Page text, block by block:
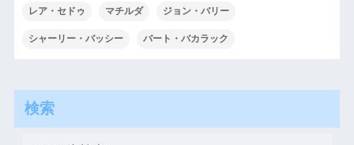
レア・セドゥ マチルダ ジョン・バリー
シャーリー・バッシー バート・バカラック
検索